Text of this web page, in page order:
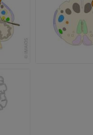
kolanowego
PREMIUM